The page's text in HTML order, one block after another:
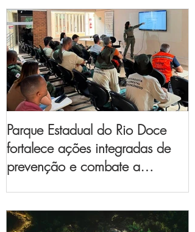
Parque Estadual do Rio Doce
fortalece ações integradas de
prevenção e combate a